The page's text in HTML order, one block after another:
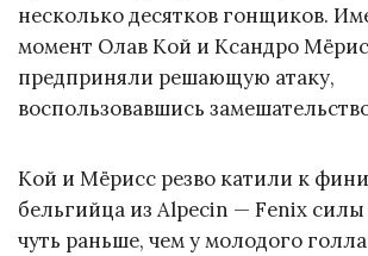
несколько десятков гонщиков.
момент Олав Кой и Ксандро
предприняли решающую атаку,
воспользовавшись
Кой и Мёрисс резво катили к
бельгийца из Alpecin — Fenix силы
чуть раньше, чем у молодого